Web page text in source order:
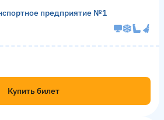
Купить билет
предприятие №1